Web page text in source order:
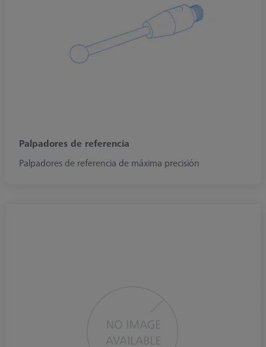
Palpadores de referencia
Palpadores de referencia de máxima precisión